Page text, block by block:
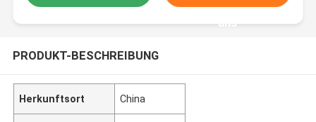
uns
PRODUKT-BESCHREIBUNG
Herkunftsort China